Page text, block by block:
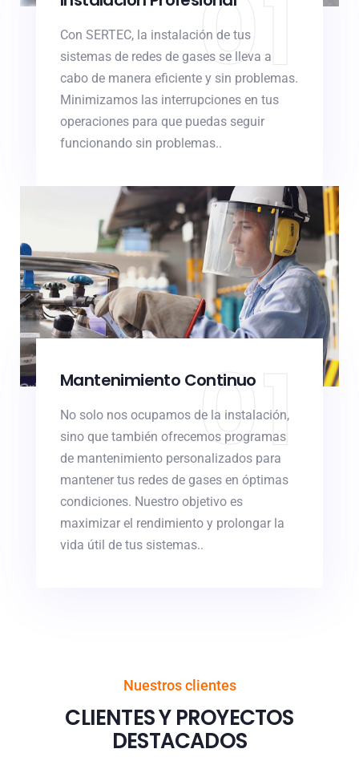
Con SERTEC, la instalación de tus
sistemas de redes de gases se lleva a
cabo de manera eficiente y sin problemas.
Minimizamos las interrupciones en tus
operaciones para que puedas seguir
funcionando sin problemas..
01
Mantenimiento Continuo
No solo nos ocupamos de la instalación,
sino que también ofrecemos programas
de mantenimiento personalizados para
mantener tus redes de gases en óptimas
condiciones. Nuestro objetivo es
maximizar el rendimiento y prolongar la
vida útil de tus sistemas..
01
Nuestros clientes
CLIENTES Y PROYECTOS
DESTACADOS